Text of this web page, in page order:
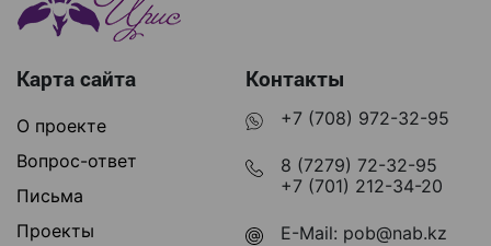
Карта сайта
О проекте
Вопрос-ответ
Письма
Проекты
Контакты
+7 (708) 972-32-95
8 (7279) 72-32-95
+7 (701) 212-34-20
E-Mail: pob@nab.kz